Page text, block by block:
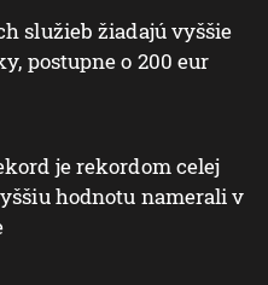
služieb žiadajú vyššie
postupne o 200 eur
je rekordom celej
hodnotu namerali v